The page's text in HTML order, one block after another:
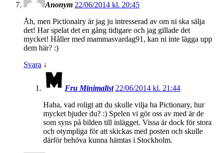
Anonym 22/06/2014 kl. 20:45
Åh, men Pictionairy är jag ju intresserad av om ni ska sälja
det! Har spelat det en gång tidigare och jag gillade det
mycket! Håller med mammasvardag91, kan ni inte lägga upp
dem här? :)
Svara ↓
Fru Minimalist 22/06/2014 kl. 21:44
Haha, vad roligt att du skulle vilja ha Pictionary, hur
mycket bjuder du? :) Spelen vi gör oss av med är de
som syns på bilden till inlägget. Vissa är dock för stora
och otympliga för att skickas med posten och skulle
därför behöva kunna hämtas i Stockholm.